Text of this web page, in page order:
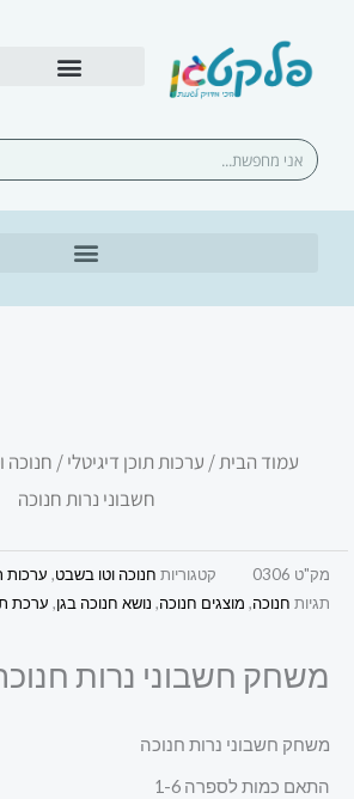
חיפוש
עמוד הבית/ ערכות תוכן דיגיטלי/ חנוכה
חשבוני נרות חנוכה
מק"ט 0306 קטגוריות חנוכה וטו בשבט, ערכות
תגיות חנוכה, מוצגים חנוכה, נושא חנוכה בגן, ערכת
משחק חשבוני נרות
משחק חשבוני נרות חנוכה
התאם כמות לספרה 1-6